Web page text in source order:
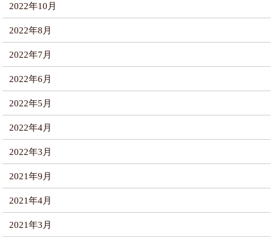
2022年10月
2022年8月
2022年7月
2022年6月
2022年5月
2022年4月
2022年3月
2021年9月
2021年4月
2021年3月